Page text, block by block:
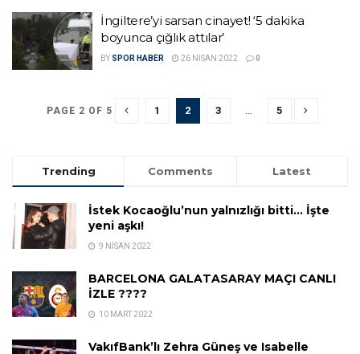
İngiltere’yi sarsan cinayet! ‘5 dakika
boyunca çığlık attılar’
BY SPOR HABER 26 NISAN 2022 0
PAGE 2 OF 5 1 2 3 5
Trending Comments Latest
İstek Kocaoğlu’nun yalnızlığı bitti… İşte
yeni aşkı!
9 NISAN 2022
BARCELONA GALATASARAY MAÇI CANLI
İZLE ????
10 MART 2022
VakıfBank’lı Zehra Güneş ve Isabelle